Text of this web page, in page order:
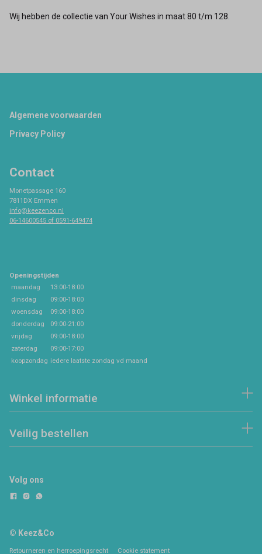
Wij hebben de collectie van Your Wishes in maat 80 t/m 128.
Footer
Algemene voorwaarden
Privacy Policy
Contact
Monetpassage 160
7811DX Emmen
info@keezenco.nl
06-14600545 of 0591-649474
Openingstijden
maandag
13:00-18:00
dinsdag
09:00-18:00
woensdag
09:00-18:00
donderdag
09:00-21:00
vrijdag
09:00-18:00
zaterdag
09:00-17:00
koopzondag iedere laatste zondag vd maand
Winkel informatie
Veilig bestellen
Volg ons
© Keez&Co
Retourneren en herroepingsrecht Cookie statement